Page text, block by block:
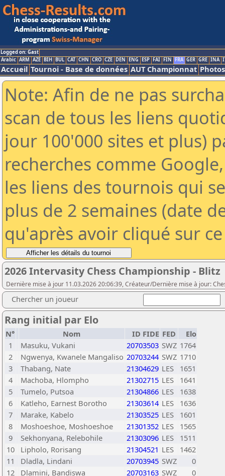
Logged on: Gast
Arabic ARM AZE BIH BUL CAT CHN CRO CZE DEN ENG ESP FAI FIN FRA GER GRE INA
Accueil Tournoi - Base de données AUT Championnat Photos
Note: Afin de ne pas
scan de tous les liens
jour 100'000 sites et plus)
recherches comme
les liens des tournois qui
plus de 2 semaines (date
qu'après avoir cliqué sur
2026 Intervasity Chess Championship - Blitz
Dernière mise à jour 11.03.2026 20:06:39, Créateur/Dernière mise à jour:
Chercher un joueur
Rang initial par Elo
N° Nom ID FIDE FED
Elo
1
Masuku, Vukani 20703503 SWZ 1764
2
Ngwenya, Kwanele Mangaliso 20703244 SWZ 1710
3
Thabang, Nate 21304629 LES
1651
4
Machoba, Hlompho 21302715 LES
1641
5
Tumelo, Putsoa 21304866 LES
1638
6
Katleho, Earnest Borotho 21303614 LES
1636
7
Marake, Kabelo 21303525 LES
1601
8
Moshoeshoe, Moshoeshoe 21301352 LES
1565
9
Sekhonyana, Relebohile 21303096 LES
1511
10
Lipholo, Rorisang 21304521 LES
1462
11
Dladla, Lindani 20703945 SWZ
0
12
Dlamini, Bandiswa 20703163 SWZ
0